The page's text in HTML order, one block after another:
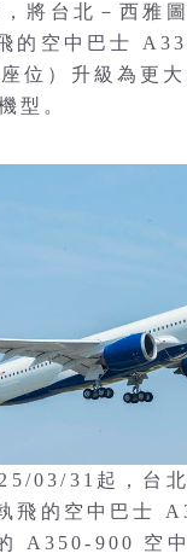
將台北－西雅
的空中巴士
位）升級為更
型。
03/31起，台
飛的空中巴士
A350-900 空